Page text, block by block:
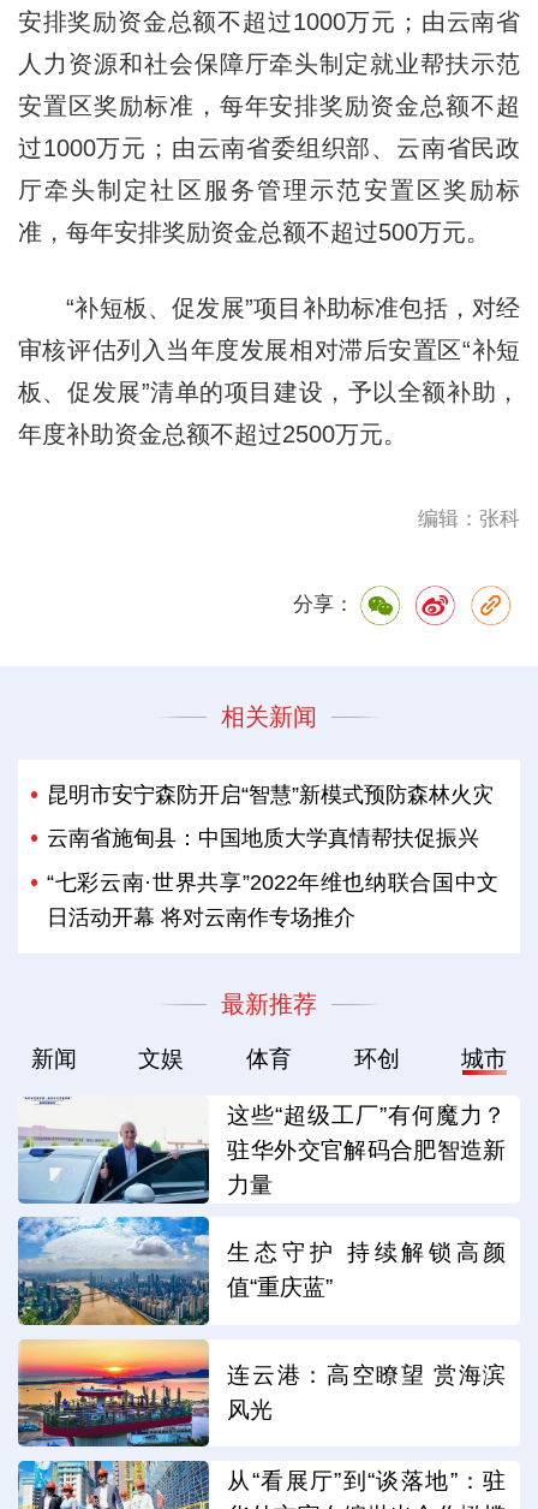
安排奖励资金总额不超过1000万元；由云南省
人力资源和社会保障厅牵头制定就业帮扶示范
安置区奖励标准，每年安排奖励资金总额不超
过1000万元；由云南省委组织部、云南省民政
厅牵头制定社区服务管理示范安置区奖励标
准，每年安排奖励资金总额不超过500万元。
“补短板、促发展”项目补助标准包括，对经
审核评估列入当年度发展相对滞后安置区“补短
板、促发展”清单的项目建设，予以全额补助，
年度补助资金总额不超过2500万元。
编辑：张科
分享：
相关新闻
昆明市安宁森防开启“智慧”新模式预防森林火灾
云南省施甸县：中国地质大学真情帮扶促振兴
“七彩云南·世界共享”2022年维也纳联合国中文
日活动开幕 将对云南作专场推介
最新推荐
新闻 文娱 体育 环创 城市
这些“超级工厂”有何魔力？
驻华外交官解码合肥智造新
力量
生态守护 持续解锁高颜
值“重庆蓝”
连云港：高空瞭望 赏海滨
风光
从“看展厅”到“谈落地”：驻